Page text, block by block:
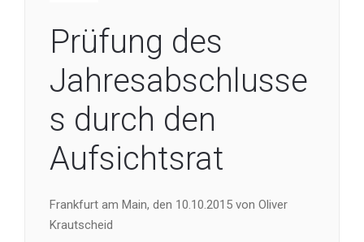
Prüfung des
Jahresabschlusse
s durch den
Aufsichtsrat
Frankfurt am Main, den 10.10.2015 von Oliver
Krautscheid